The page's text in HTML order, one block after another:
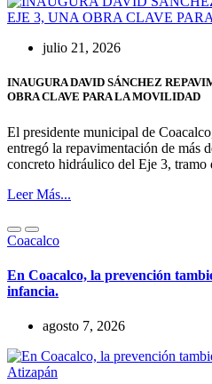
julio 21, 2026
INAUGURA DAVID SÁNCHEZ
OBRA CLAVE PARA LA MOVILIDAD
El presidente municipal de
entregó la repavimentación de más
concreto hidráulico del Eje 3, tramo
Leer Más...
Coacalco
En Coacalco, la prevención
infancia.
agosto 7, 2026
Atizapán